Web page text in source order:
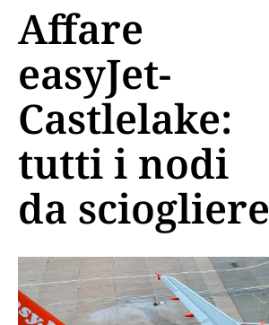
Affare
easyJet-
Castlelake:
tutti i nodi
da sciogliere